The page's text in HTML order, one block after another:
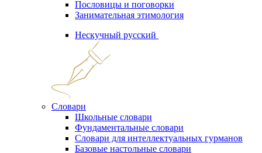
Пословицы и поговорки
Занимательная этимология
Нескучный русский
Словари
Школьные словари
Фундаментальные словари
Словари для интеллектуальных гурманов
Базовые настольные словари